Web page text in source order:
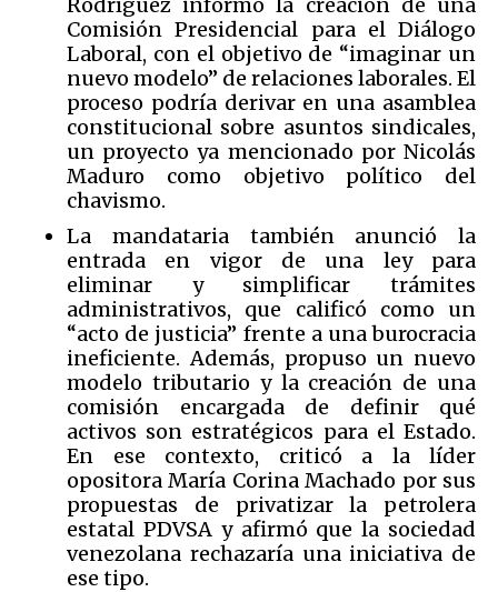
Comisión Presidencial para el Diálogo
Laboral, con el objetivo de “imaginar un
nuevo modelo” de relaciones laborales. El
proceso podría derivar en una asamblea
constitucional sobre asuntos sindicales,
un proyecto ya mencionado por Nicolás
Maduro como objetivo político del
chavismo.
La mandataria también anunció la
entrada en vigor de una ley para
eliminar y simplificar trámites
administrativos, que calificó como un
“acto de justicia” frente a una burocracia
ineficiente. Además, propuso un nuevo
modelo tributario y la creación de una
comisión encargada de definir qué
activos son estratégicos para el Estado.
En ese contexto, criticó a la líder
opositora María Corina Machado por sus
propuestas de privatizar la petrolera
estatal PDVSA y afirmó que la sociedad
venezolana rechazaría una iniciativa de
ese tipo.